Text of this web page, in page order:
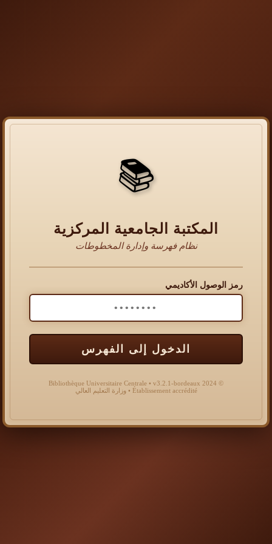
📚
المكتبة الجامعية المركزية
نظام فهرسة وإدارة المخطوطات
رمز الوصول الأكاديمي
الدخول إلى الفهرس
© 2024 Bibliothèque Universitaire Centrale • v3.2.1-bordeaux
Établissement accrédité • وزارة التعليم العالي